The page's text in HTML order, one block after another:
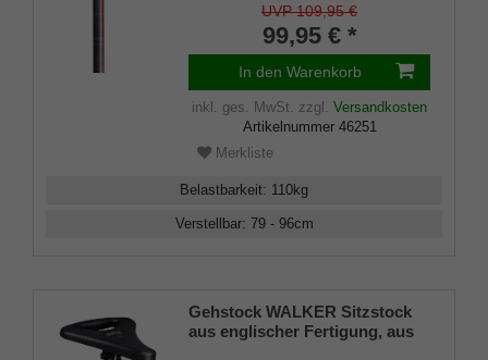
auf einen Stock aus leichtem
Carbon, rot kariert,
höhenverstellbar, inklusiv
Schlankpuffer.
UVP 109,95 €
99,95 € *
In den Warenkorb
inkl. ges. MwSt. zzgl. Versandkosten
Artikelnummer 46251
Merkliste
Belastbarkeit: 110kg
Verstellbar: 79 - 96cm
Gehstock WALKER Sitzstock
aus englischer Fertigung, aus